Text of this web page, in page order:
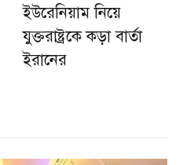
ইউরেনিয়াম নিয়ে
যুক্তরাষ্ট্রকে কড়া বার্তা
ইরানের